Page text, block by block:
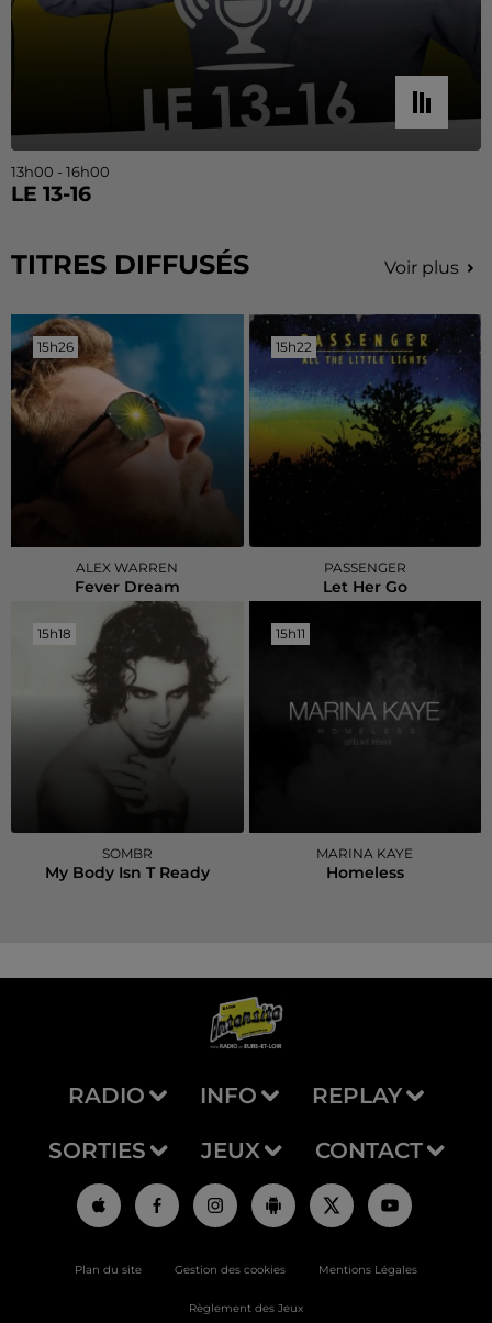
13h00 - 16h00
LE 13-16
TITRES DIFFUSÉS Voir plus
15h26
15h26
ALEX WARREN
Fever Dream
15h22
15h22
PASSENGER
Let Her Go
15h18
15h18
SOMBR
My Body Isn T Ready
15h11
15h11
MARINA KAYE
Homeless
RADIO INFO REPLAY
SORTIES JEUX CONTACT
Plan du site Gestion des cookies Mentions Légales
Règlement des Jeux